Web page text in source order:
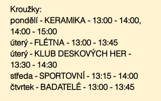
Kroužky:
pondělí - KERAMIKA - 13:00 - 14:00,
14:00 - 15:00
úterý - FLÉTNA - 13:00 - 13:45
úterý - KLUB DESKOVÝCH HER -
13:30 - 14:30
středa - SPORTOVNÍ - 13:15 - 14:00
čtvrtek - BADATELÉ - 13:00 - 13:45